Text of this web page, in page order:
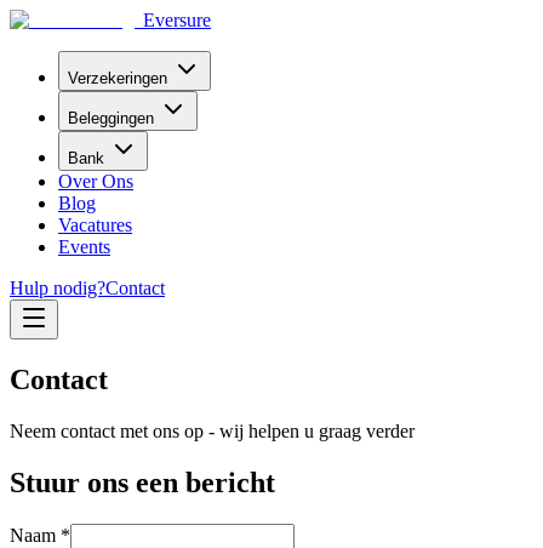
Eversure
Verzekeringen
Beleggingen
Bank
Over Ons
Blog
Vacatures
Events
Hulp nodig?Contact
Contact
Neem contact met ons op - wij helpen u graag verder
Stuur ons een bericht
Naam *